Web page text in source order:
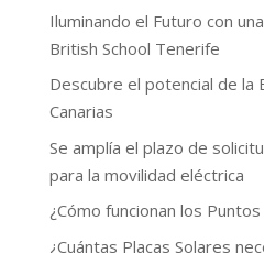
Iluminando el Futuro con
British School Tenerife
Descubre el potencial de la
Canarias
Se amplía el plazo de
para la movilidad eléctrica
¿Cómo funcionan los
¿Cuántas Placas Solares